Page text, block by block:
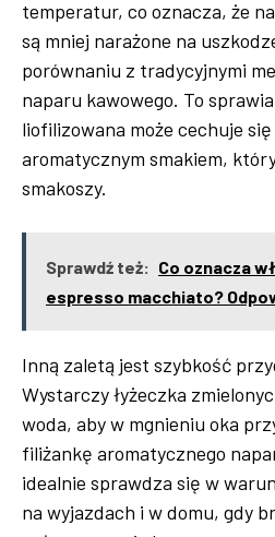
temperatur, co oznacza, że
są mniej narażone na
porównaniu z tradycyjnymi
naparu kawowego. To
liofilizowana może cechuje
aromatycznym smakiem,
smakoszy.
Sprawdź też: Co oznacza
espresso macchiato?
Inną zaletą jest szybkość
Wystarczy łyżeczka
woda, aby w mgnieniu oka
filiżankę aromatycznego
idealnie sprawdza się w
na wyjazdach i w domu, gdy